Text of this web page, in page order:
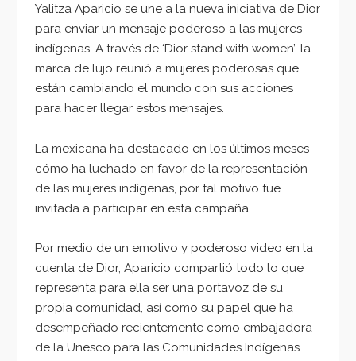
Yalitza Aparicio se une a la nueva iniciativa de Dior
para enviar un mensaje poderoso a las mujeres
indígenas. A través de ‘Dior stand with women’, la
marca de lujo reunió a mujeres poderosas que
están cambiando el mundo con sus acciones
para hacer llegar estos mensajes.
La mexicana ha destacado en los últimos meses
cómo ha luchado en favor de la representación
de las mujeres indígenas, por tal motivo fue
invitada a participar en esta campaña.
Por medio de un emotivo y poderoso video en la
cuenta de Dior, Aparicio compartió todo lo que
representa para ella ser una portavoz de su
propia comunidad, así como su papel que ha
desempeñado recientemente como embajadora
de la Unesco para las Comunidades Indígenas.